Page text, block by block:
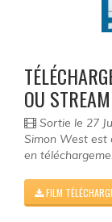
OU
Sortie le 27
Simon West est
en
FILM